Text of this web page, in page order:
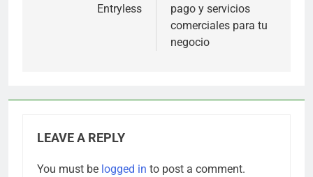
Entryless
pago y servicios
comerciales para tu
negocio
LEAVE A REPLY
You must be logged in to post a comment.